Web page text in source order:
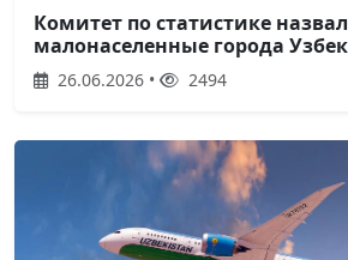
Комитет по статистике
малонаселенные города
26.06.2026 • 2494